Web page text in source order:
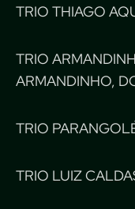
TRIO THIAGO
TRIO
ARMANDINHO,
TRIO
TRIO LUIZ